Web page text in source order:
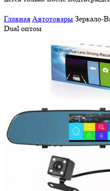
Главная Автотовары Зеркало-
Dual оптом